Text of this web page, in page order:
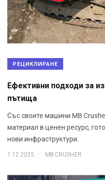
РЕЦИКЛИРАНЕ
Ефективни подходи за
пътища
Със своите машини MB
материал в ценен ресурс,
нови инфраструктури.
1.12.2025 . MB CRUSHER